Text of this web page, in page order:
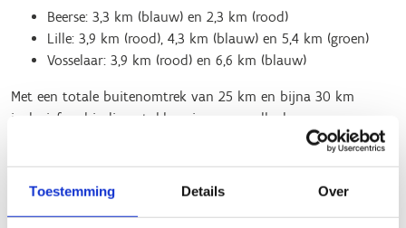
Toestemming Details Over
Beerse: 3,3 km (blauw) en 2,3 km (rood)
Lille: 3,9 km (rood), 4,3 km (blauw) en 5,4 km (groen)
Vosselaar: 3,9 km (rood) en 6,6 km (blauw)
Met een totale buitenomtrek van 25 km en bijna 30 km
inclusief verbindingsstukken, is er voor elke loper een
geschikte afstand. Het parcours is duidelijk bewegwijzerd met
weet.
Waarom kiezen voor deze looproute?